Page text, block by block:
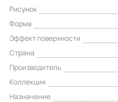
Рисунок
Форма
Эффект поверхности
Страна
Производитель
Коллекция
Назначение